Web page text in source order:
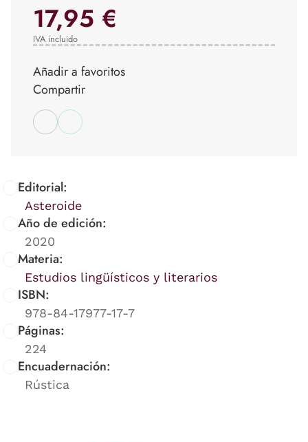
Editorial:
Asteroide
Año de edición:
2020
Materia:
Estudios lingüísticos y literarios
ISBN:
978-84-17977-17-7
Páginas:
224
Encuadernación:
Rústica
17,95 €
IVA incluido
Añadir a favoritos
Compartir